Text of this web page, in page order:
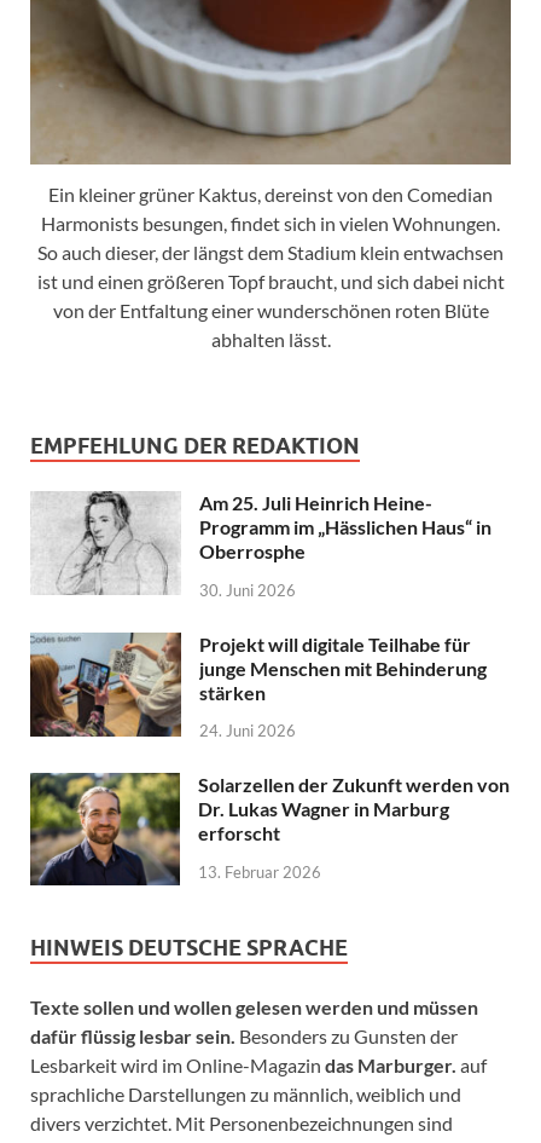
Ein kleiner grüner Kaktus, dereinst von den Comedian
Harmonists besungen, findet sich in vielen Wohnungen.
So auch dieser, der längst dem Stadium klein entwachsen
ist und einen größeren Topf braucht, und sich dabei nicht
von der Entfaltung einer wunderschönen roten Blüte
abhalten lässt.
EMPFEHLUNG DER REDAKTION
Am 25. Juli Heinrich Heine-
Programm im „Hässlichen Haus“ in
Oberrosphe
30. Juni 2026
Projekt will digitale Teilhabe für
junge Menschen mit Behinderung
stärken
24. Juni 2026
Solarzellen der Zukunft werden von
Dr. Lukas Wagner in Marburg
erforscht
13. Februar 2026
HINWEIS DEUTSCHE SPRACHE
Texte sollen und wollen gelesen werden und müssen
dafür flüssig lesbar sein. Besonders zu Gunsten der
Lesbarkeit wird im Online-Magazin das Marburger. auf
sprachliche Darstellungen zu männlich, weiblich und
divers verzichtet. Mit Personenbezeichnungen sind